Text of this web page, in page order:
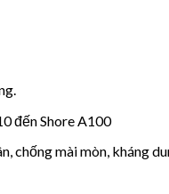
đến Shore A100
chống mài mòn, kháng